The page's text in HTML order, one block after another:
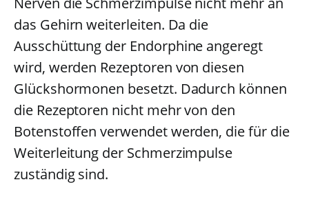
das Gehirn weiterleiten. Da die
Ausschüttung der Endorphine angeregt
wird, werden Rezeptoren von diesen
Glückshormonen besetzt. Dadurch können
die Rezeptoren nicht mehr von den
Botenstoffen verwendet werden, die für die
Weiterleitung der Schmerzimpulse
zuständig sind.